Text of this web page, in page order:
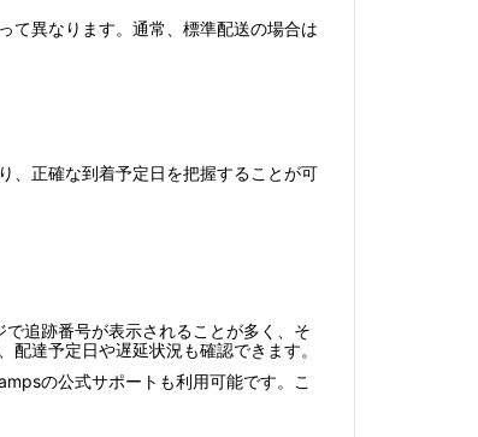
て異なります。通常、標準配送の場合は
、正確な到着予定日を把握することが可
追跡番号が表示されることが多く、そ
達予定日や遅延状況も確認できます。
の公式サポートも利用可能です。こ